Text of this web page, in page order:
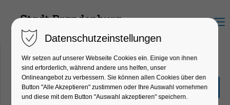
Menu
Feiertagsspaziergang
Führung, Themenführung
Datenschutzeinstellungen
Wir setzen auf unserer Webseite Cookies ein. Einige von ihnen
sind erforderlich, während andere uns helfen, unser
Onlineangebot zu verbessern. Sie können allen Cookies über den
Button "Alle Akzeptieren" zustimmen oder Ihre Auswahl vornehmen
und diese mit dem Button "Auswahl akzeptieren" speichern.